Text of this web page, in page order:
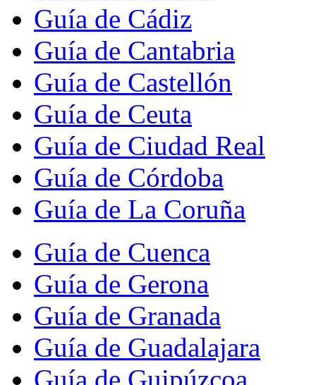
Guía de Cádiz
Guía de Cantabria
Guía de Castellón
Guía de Ceuta
Guía de Ciudad Real
Guía de Córdoba
Guía de La Coruña
Guía de Cuenca
Guía de Gerona
Guía de Granada
Guía de Guadalajara
Guía de Guipúzcoa